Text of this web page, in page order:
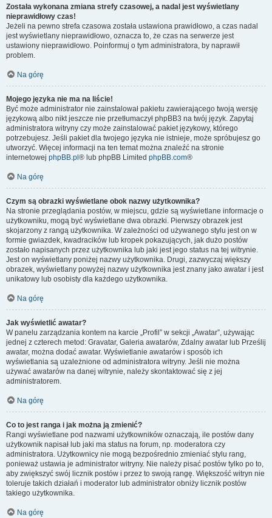
Została wykonana zmiana strefy czasowej, a nadal jest wyświetlany
nieprawidłowy czas!
Jeżeli na pewno strefa czasowa została ustawiona prawidłowo, a czas nadal
jest wyświetlany nieprawidłowo, oznacza to, że czas na serwerze jest
ustawiony nieprawidłowo. Poinformuj o tym administratora, by naprawił
problem.
Na górę
Mojego języka nie ma na liście!
Być może administrator nie zainstalował pakietu zawierającego twoją wersję
językową albo nikt jeszcze nie przetłumaczył phpBB3 na twój język. Zapytaj
administratora witryny czy może zainstalować pakiet językowy, którego
potrzebujesz. Jeśli pakiet dla twojego języka nie istnieje, może spróbujesz go
utworzyć. Więcej informacji na ten temat można znaleźć na stronie
internetowej phpBB.pl ® lub phpBB Limited phpBB.com®
Na górę
Czym są obrazki wyświetlane obok nazwy użytkownika?
Na stronie przeglądania postów, w miejscu, gdzie są wyświetlane informacje o
użytkowniku, mogą być wyświetlane dwa obrazki. Pierwszy obrazek jest
skojarzony z rangą użytkownika. W zależności od używanego stylu jest on w
formie gwiazdek, kwadracików lub kropek pokazujących, jak dużo postów
zostało napisanych przez użytkownika lub jaki jest jego status na tej witrynie.
Jest on wyświetlany poniżej nazwy użytkownika. Drugi, zazwyczaj większy
obrazek, wyświetlany powyżej nazwy użytkownika jest znany jako awatar i jest
unikatowy lub osobisty dla każdego użytkownika.
Na górę
Jak wyświetlić awatar?
W panelu zarządzania kontem na karcie „Profil” w sekcji „Awatar”, używając
jednej z czterech metod: Gravatar, Galeria awatarów, Zdalny awatar lub Prześlij
awatar, można dodać awatar. Wyświetlanie awatarów i sposób ich
wyświetlania są uzależnione od administratora witryny. Jeśli nie można
używać awatarów na danej witrynie, należy skontaktować się z jej
administratorem.
Na górę
Co to jest ranga i jak można ją zmienić?
Rangi wyświetlane pod nazwami użytkowników oznaczają, ile postów dany
użytkownik napisał lub jaki ma status na forum, np. moderatora czy
administratora. Użytkownicy nie mogą bezpośrednio zmieniać stylu rang,
ponieważ ustawia je administrator witryny. Nie należy pisać postów tylko po to,
aby zwiększyć swój licznik postów i przez to swoją rangę. Większość witryn nie
toleruje takich działań i moderator lub administrator obniży licznik postów
takiego użytkownika.
Na górę